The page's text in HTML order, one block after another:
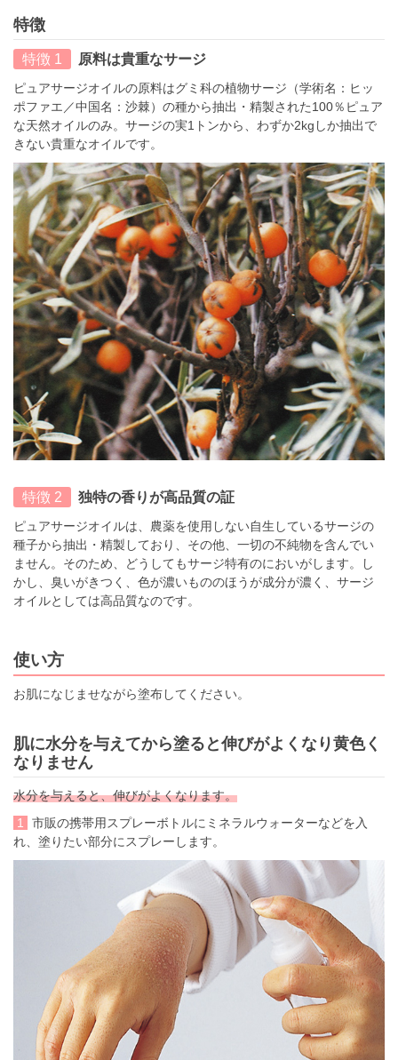
特徴
特徴 1 原料は貴重なサージ
ピュアサージオイルの原料はグミ科の植物サージ（学術名：ヒッ
ポファエ／中国名：沙棘）の種から抽出・精製された100％ピュア
な天然オイルのみ。サージの実1トンから、わずか2kgしか抽出で
きない貴重なオイルです。
特徴 2 独特の香りが高品質の証
ピュアサージオイルは、農薬を使用しない自生しているサージの
種子から抽出・精製しており、その他、一切の不純物を含んでい
ません。そのため、どうしてもサージ特有のにおいがします。し
かし、臭いがきつく、色が濃いもののほうが成分が濃く、サージ
オイルとしては高品質なのです。
使い方
お肌になじませながら塗布してください。
肌に水分を与えてから塗ると伸びがよくなり黄色く
なりません
水分を与えると、伸びがよくなります。
1
市販の携帯用スプレーボトルにミネラルウォーターなどを入
れ、塗りたい部分にスプレーします。